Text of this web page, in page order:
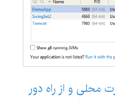
محلی و از راه دور